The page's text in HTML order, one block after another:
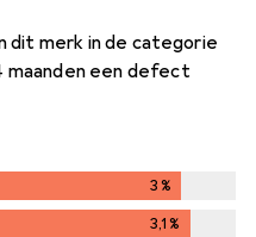
dit merk in de categorie
maanden een defect
3%
3,1%